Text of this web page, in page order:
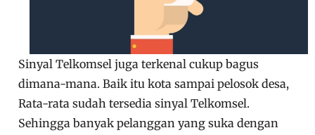
Sinyal Telkomsel juga terkenal cukup bagus
dimana-mana. Baik itu kota sampai pelosok desa,
Rata-rata sudah tersedia sinyal Telkomsel.
Sehingga banyak pelanggan yang suka dengan